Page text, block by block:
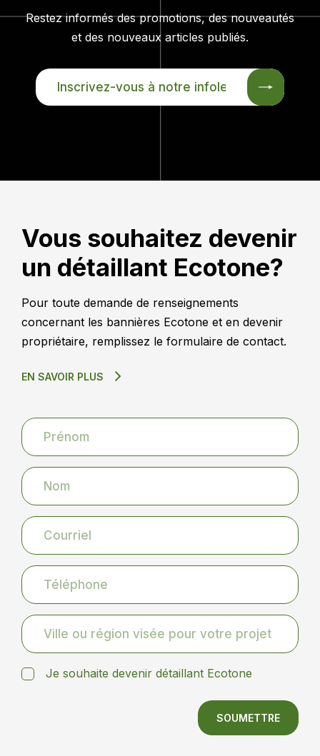
Restez informés des promotions, des nouveautés
et des nouveaux articles publiés.
INSCRIVEZ-
VOUS
Vous souhaitez devenir
un détaillant Ecotone?
Pour toute demande de renseignements
concernant les bannières Ecotone et en devenir
propriétaire, remplissez le formulaire de contact.
EN SAVOIR PLUS
Je souhaite devenir détaillant Ecotone
SOUMETTRE